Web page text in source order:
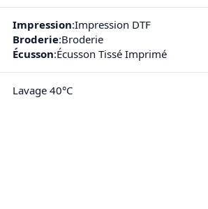
Impression:Impression DTF
Broderie:Broderie
Écusson:Écusson Tissé Imprimé
Lavage 40°C